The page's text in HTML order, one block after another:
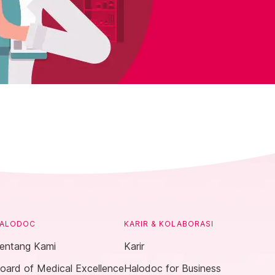
Kami
of Medical Excellence
KARIR & KOLABORASI
Karir
Halodoc for Business